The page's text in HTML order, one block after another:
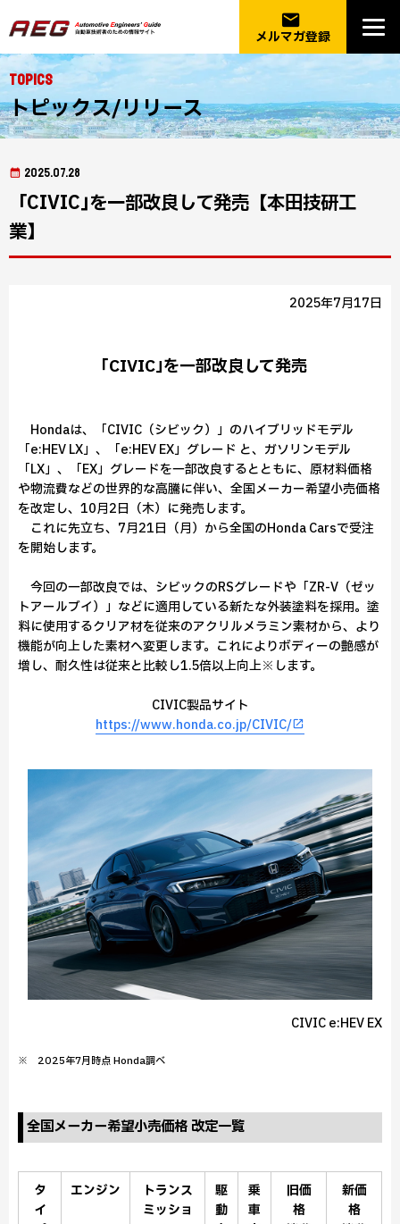
email
メルマガ登録
Topics
トピックス/リリース
2025.07.28
「CIVIC｣を一部改良して発売【本田技研工
業】
2025年7月17日
「CIVIC｣を一部改良して発売
Hondaは、「CIVIC（シビック）」のハイブリッドモデル
「e:HEV LX」、「e:HEV EX」グレード と、ガソリンモデル
「LX」、「EX」グレードを一部改良するとともに、原材料価格
や物流費などの世界的な高騰に伴い、全国メーカー希望小売価格
を改定し、10月2日（木）に発売します。
これに先立ち、7月21日（月）から全国のHonda Carsで受注
を開始します。
今回の一部改良では、シビックのRSグレードや「ZR-V（ゼッ
トアールブイ）」などに適用している新たな外装塗料を採用。塗
料に使用するクリア材を従来のアクリルメラミン素材から、より
機能が向上した素材へ変更します。これによりボディーの艶感が
増し、耐久性は従来と比較し1.5倍以上向上※します。
CIVIC製品サイト
https://www.honda.co.jp/CIVIC/
CIVIC e:HEV EX
※ 2025年7月時点 Honda調べ
全国メーカー希望小売価格 改定一覧
タ
イ
エンジン
トランス
ミッショ
駆
動
乗
車
旧価
格
新価
格